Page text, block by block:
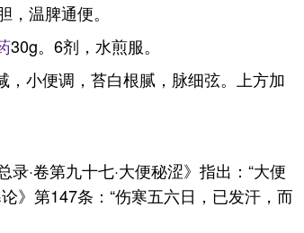
，温脾通便。
30g。6剂，水煎服。
，小便调，苔白根腻，脉细弦。上方加
·卷第九十七·大便秘涩》指出：“大便
》第147条：“伤寒五六日，已发汗，而